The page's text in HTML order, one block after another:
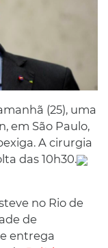
(25), uma
em São Paulo,
A cirurgia
das 10h30.
no Rio de
de
entrega